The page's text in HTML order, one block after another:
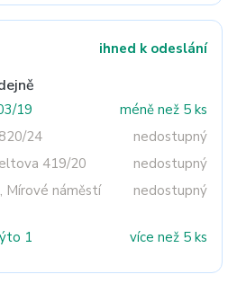
ihned k odeslání
19
méně než 5 ks
24
nedostupný
419/20
nedostupný
, Mírové náměstí
nedostupný
1 více než 5 ks